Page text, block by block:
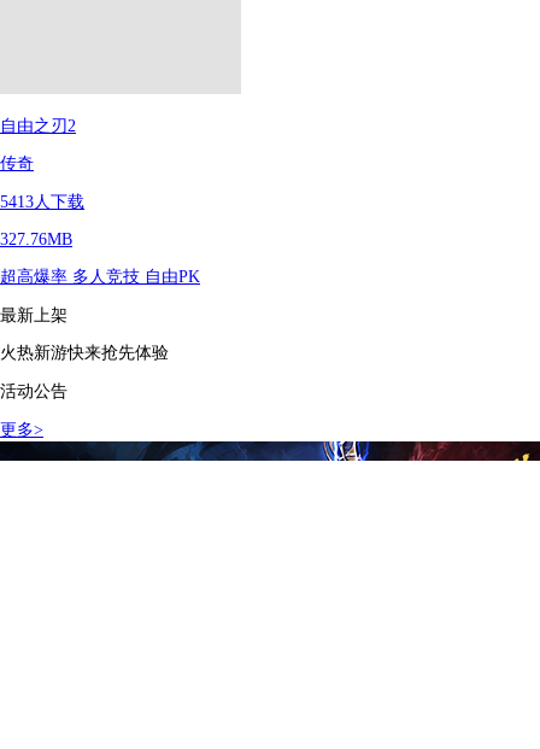
自由之刃2
传奇
5413人下载
327.76MB
超高爆率 多人竞技 自由PK
最新上架
火热新游快来抢先体验
活动公告
更多>